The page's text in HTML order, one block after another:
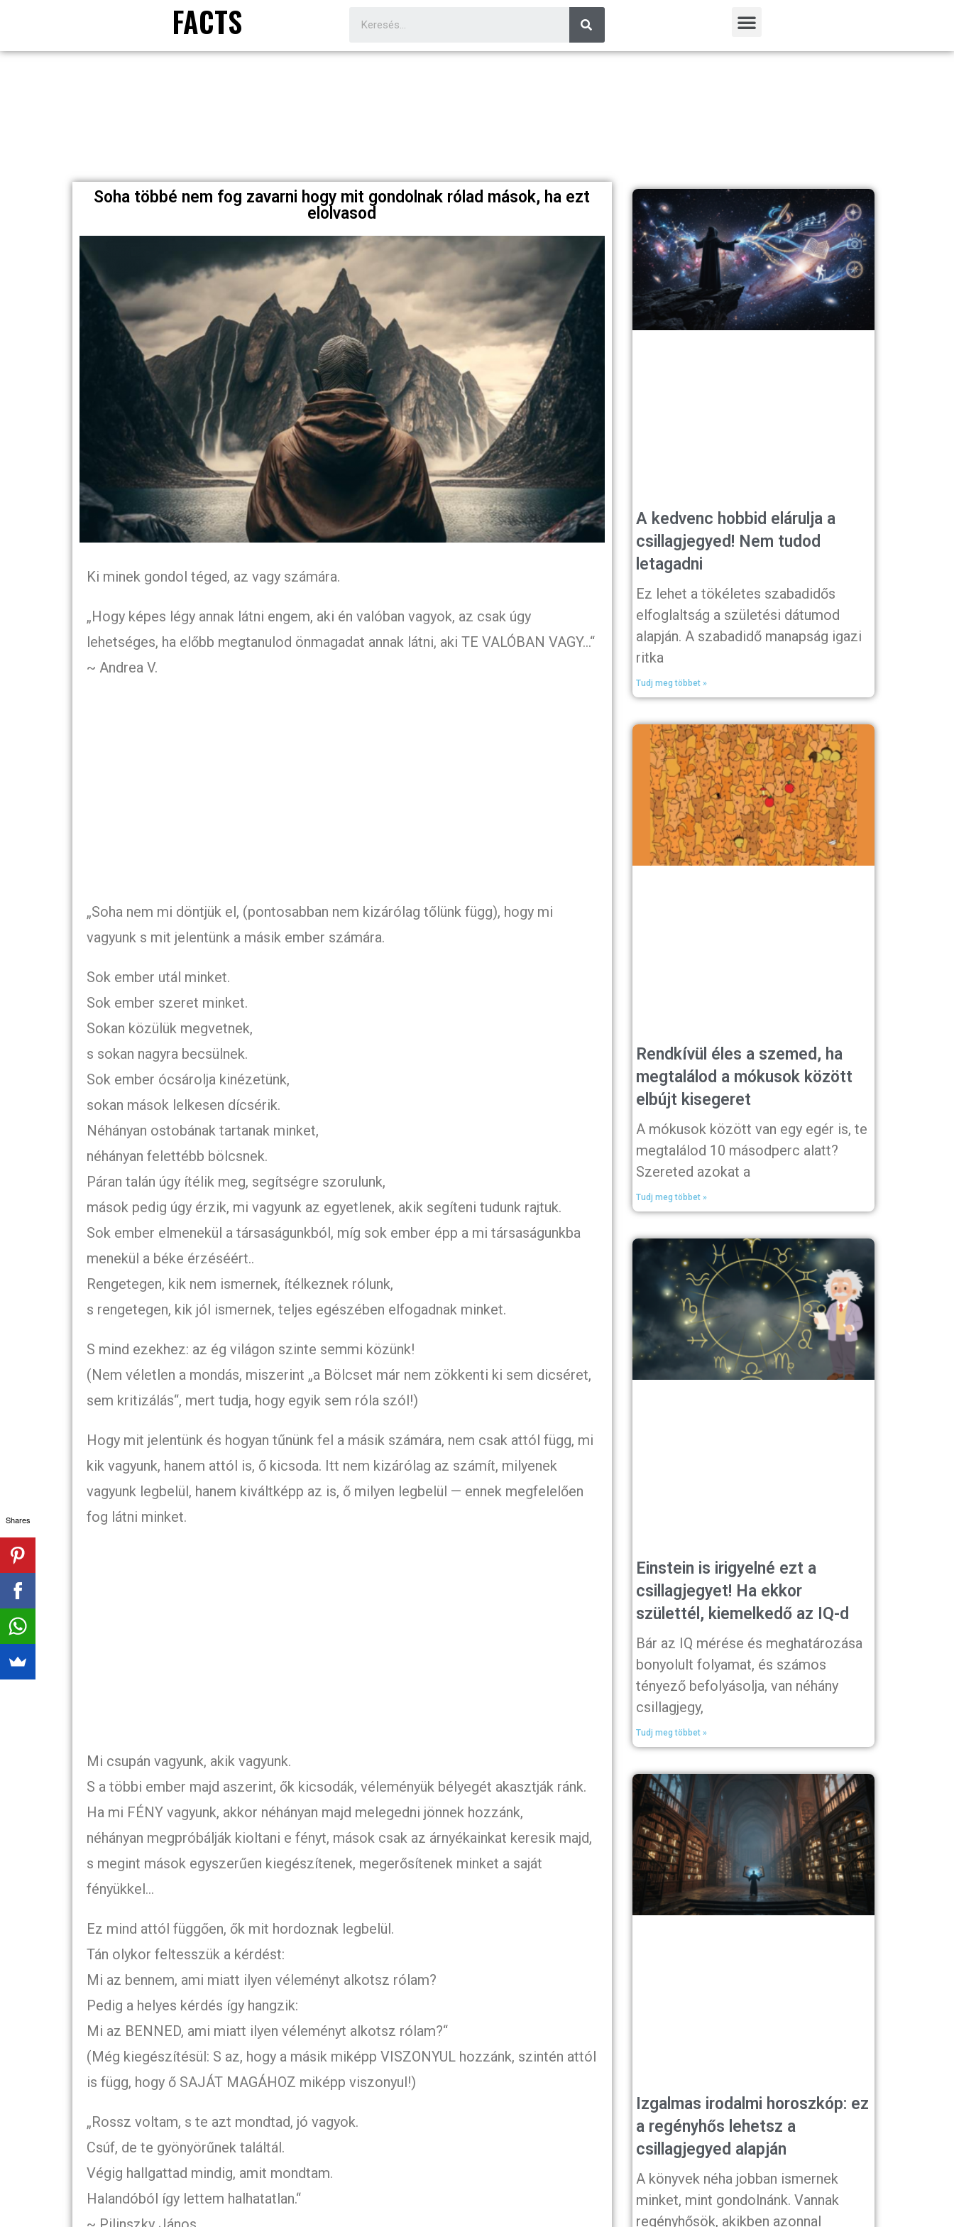
FACTS
Soha többé nem fog zavarni hogy mit gondolnak rólad mások, ha ezt
elolvasod
Ki minek gondol téged, az vagy számára.
„Hogy képes légy annak látni engem, aki én valóban vagyok, az csak úgy
lehetséges, ha előbb megtanulod önmagadat annak látni, aki TE VALÓBAN VAGY…“
~ Andrea V.
„Soha nem mi döntjük el, (pontosabban nem kizárólag tőlünk függ), hogy mi
vagyunk s mit jelentünk a másik ember számára.
Sok ember utál minket.
Sok ember szeret minket.
Sokan közülük megvetnek,
s sokan nagyra becsülnek.
Sok ember ócsárolja kinézetünk,
sokan mások lelkesen dícsérik.
Néhányan ostobának tartanak minket,
néhányan felettébb bölcsnek.
Páran talán úgy ítélik meg, segítségre szorulunk,
mások pedig úgy érzik, mi vagyunk az egyetlenek, akik segíteni tudunk rajtuk.
Sok ember elmenekül a társaságunkból, míg sok ember épp a mi társaságunkba
menekül a béke érzéséért..
Rengetegen, kik nem ismernek, ítélkeznek rólunk,
s rengetegen, kik jól ismernek, teljes egészében elfogadnak minket.
S mind ezekhez: az ég világon szinte semmi közünk!
(Nem véletlen a mondás, miszerint „a Bölcset már nem zökkenti ki sem dicséret,
sem kritizálás“, mert tudja, hogy egyik sem róla szól!)
Hogy mit jelentünk és hogyan tűnünk fel a másik számára, nem csak attól függ, mi
kik vagyunk, hanem attól is, ő kicsoda. Itt nem kizárólag az számít, milyenek
vagyunk legbelül, hanem kiváltképp az is, ő milyen legbelül — ennek megfelelően
fog látni minket.
Mi csupán vagyunk, akik vagyunk.
S a többi ember majd aszerint, ők kicsodák, véleményük bélyegét akasztják ránk.
Ha mi FÉNY vagyunk, akkor néhányan majd melegedni jönnek hozzánk,
néhányan megpróbálják kioltani e fényt, mások csak az árnyékainkat keresik majd,
s megint mások egyszerűen kiegészítenek, megerősítenek minket a saját
fényükkel…
Ez mind attól függően, ők mit hordoznak legbelül.
Tán olykor feltesszük a kérdést:
Mi az bennem, ami miatt ilyen véleményt alkotsz rólam?
Pedig a helyes kérdés így hangzik:
Mi az BENNED, ami miatt ilyen véleményt alkotsz rólam?“
(Még kiegészítésül: S az, hogy a másik miképp VISZONYUL hozzánk, szintén attól
is függ, hogy ő SAJÁT MAGÁHOZ miképp viszonyul!)
„Rossz voltam, s te azt mondtad, jó vagyok.
Csúf, de te gyönyörűnek találtál.
Végig hallgattad mindig, amit mondtam.
Halandóból így lettem halhatatlan.“
A kedvenc hobbid elárulja a
csillagjegyed! Nem tudod
letagadni
Ez lehet a tökéletes szabadidős
elfoglaltság a születési dátumod
alapján. A szabadidő manapság igazi
ritka
Tudj meg többet »
Rendkívül éles a szemed, ha
megtalálod a mókusok között
elbújt kisegeret
A mókusok között van egy egér is, te
megtalálod 10 másodperc alatt?
Szereted azokat a
Tudj meg többet »
Einstein is irigyelné ezt a
csillagjegyet! Ha ekkor
születtél, kiemelkedő az IQ-d
Bár az IQ mérése és meghatározása
bonyolult folyamat, és számos
tényező befolyásolja, van néhány
csillagjegy,
Tudj meg többet »
Izgalmas irodalmi horoszkóp: ez
a regényhős lehetsz a
csillagjegyed alapján
A könyvek néha jobban ismernek
minket, mint gondolnánk. Vannak
regényhősök, akikben azonnal
Shares